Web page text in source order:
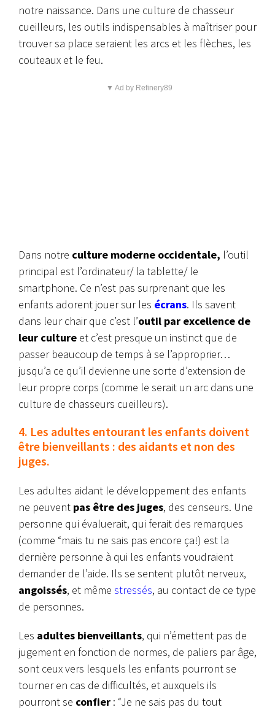
notre naissance. Dans une culture de chasseur
cueilleurs, les outils indispensables à maîtriser pour
trouver sa place seraient les arcs et les flèches, les
couteaux et le feu.
▼ Ad by Refinery89
Dans notre culture moderne occidentale, l’outil
principal est l’ordinateur/ la tablette/ le
smartphone. Ce n’est pas surprenant que les
enfants adorent jouer sur les écrans. Ils savent
dans leur chair que c’est l’outil par excellence de
leur culture et c’est presque un instinct que de
passer beaucoup de temps à se l’approprier…
jusqu’a ce qu’il devienne une sorte d’extension de
leur propre corps (comme le serait un arc dans une
culture de chasseurs cueilleurs).
4. Les adultes entourant les enfants doivent
être bienveillants : des aidants et non des
juges.
Les adultes aidant le développement des enfants
ne peuvent pas être des juges, des censeurs. Une
personne qui évaluerait, qui ferait des remarques
(comme “mais tu ne sais pas encore ça!) est la
dernière personne à qui les enfants voudraient
demander de l’aide. Ils se sentent plutôt nerveux,
angoissés, et même stressés, au contact de ce type
de personnes.
Les adultes bienveillants, qui n’émettent pas de
jugement en fonction de normes, de paliers par âge,
sont ceux vers lesquels les enfants pourront se
tourner en cas de difficultés, et auxquels ils
pourront se confier : “Je ne sais pas du tout